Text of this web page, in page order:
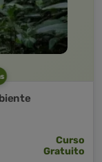
Curso
Gratuito